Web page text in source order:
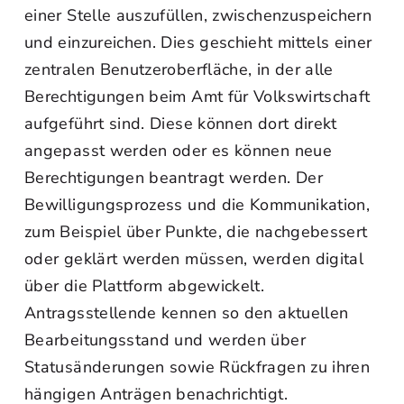
einer Stelle auszufüllen, zwischenzuspeichern
und einzureichen. Dies geschieht mittels einer
zentralen Benutzeroberfläche, in der alle
Berechtigungen beim Amt für Volkswirtschaft
aufgeführt sind. Diese können dort direkt
angepasst werden oder es können neue
Berechtigungen beantragt werden. Der
Bewilligungsprozess und die Kommunikation,
zum Beispiel über Punkte, die nachgebessert
oder geklärt werden müssen, werden digital
über die Plattform abgewickelt.
Antragsstellende kennen so den aktuellen
Bearbeitungsstand und werden über
Statusänderungen sowie Rückfragen zu ihren
hängigen Anträgen benachrichtigt.